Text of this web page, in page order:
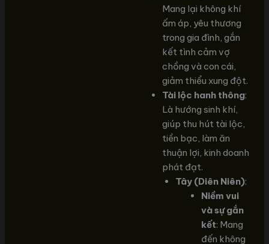
Mang lại không khí
ấm áp, yêu thương
trong gia đình, gắn
kết tình cảm vợ
chồng và con cái,
giảm thiểu xung đột.
Tài lộc hanh thông:
Là hướng sinh khí,
giúp thu hút tài lộc,
tiền bạc, làm ăn
thuận lợi, kinh doanh
phát đạt.
Tây (Diên Niên):
Niềm vui
và sự gắn
kết: Mang
đến không